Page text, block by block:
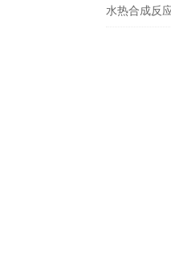
水热合成反